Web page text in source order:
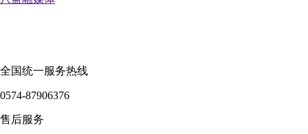
全国统一服务热线
0574-87906376
售后服务